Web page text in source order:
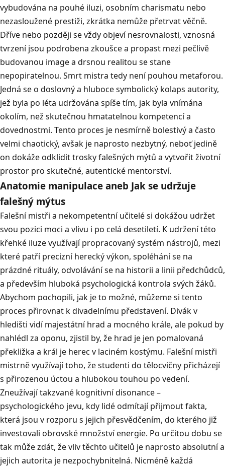
vybudována na pouhé iluzi, osobním charismatu nebo
nezasloužené prestiži, zkrátka nemůže přetrvat věčně.
Dříve nebo později se vždy objeví nesrovnalosti, vznosná
tvrzení jsou podrobena zkoušce a propast mezi pečlivě
budovanou image a drsnou realitou se stane
nepopiratelnou. Smrt mistra tedy není pouhou metaforou.
Jedná se o doslovný a hluboce symbolický kolaps autority,
jež byla po léta udržována spíše tím, jak byla vnímána
okolím, než skutečnou hmatatelnou kompetencí a
dovednostmi. Tento proces je nesmírně bolestivý a často
velmi chaotický, avšak je naprosto nezbytný, neboť jedině
on dokáže odklidit trosky falešných mýtů a vytvořit životní
prostor pro skutečné, autentické mentorství.
Anatomie manipulace aneb Jak se udržuje
falešný mýtus
Falešní mistři a nekompetentní učitelé si dokážou udržet
svou pozici moci a vlivu i po celá desetiletí. K udržení této
křehké iluze využívají propracovaný systém nástrojů, mezi
které patří precizní herecký výkon, spoléhání se na
prázdné rituály, odvolávání se na historii a linii předchůdců,
a především hluboká psychologická kontrola svých žáků.
Abychom pochopili, jak je to možné, můžeme si tento
proces přirovnat k divadelnímu představení. Divák v
hledišti vidí majestátní hrad a mocného krále, ale pokud by
nahlédl za oponu, zjistil by, že hrad je jen pomalovaná
překližka a král je herec v laciném kostýmu. Falešní mistři
mistrně využívají toho, že studenti do tělocvičny přicházejí
s přirozenou úctou a hlubokou touhou po vedení.
Zneužívají takzvané kognitivní disonance–
psychologického jevu, kdy lidé odmítají přijmout fakta,
která jsou v rozporu s jejich přesvědčením, do kterého již
investovali obrovské množství energie. Po určitou dobu se
tak může zdát, že vliv těchto učitelů je naprosto absolutní a
jejich autorita je nezpochybnitelná. Nicméně každá